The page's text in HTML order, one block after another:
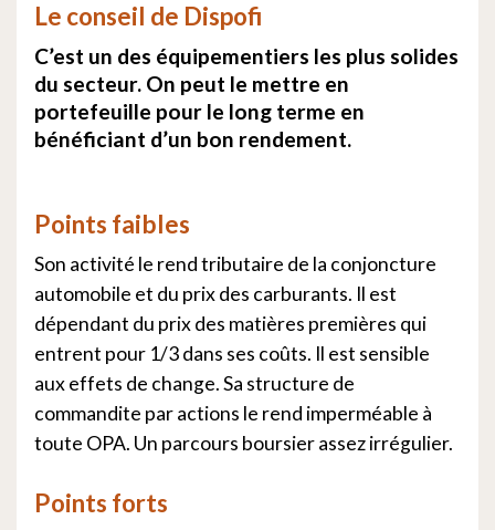
Le conseil de Dispofi
C’est un des équipementiers les plus solides
du secteur. On peut le mettre en
portefeuille pour le long terme en
bénéficiant d’un bon rendement.
Points faibles
Son activité le rend tributaire de la conjoncture
automobile et du prix des carburants. Il est
dépendant du prix des matières premières qui
entrent pour 1/3 dans ses coûts. Il est sensible
aux effets de change. Sa structure de
commandite par actions le rend imperméable à
toute OPA. Un parcours boursier assez irrégulier.
Points forts